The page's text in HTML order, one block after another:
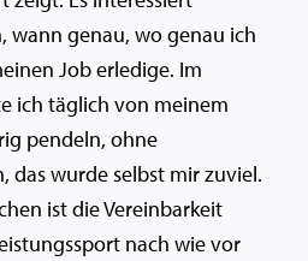
wann genau, wo genau ich
Job erledige. Im
ich täglich von meinem
pendeln, ohne
das wurde selbst mir zuviel.
ist die Vereinbarkeit
nach wie vor